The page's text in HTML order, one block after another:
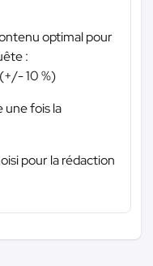
optimal pour
:
10 %)
une fois la
pour la rédaction